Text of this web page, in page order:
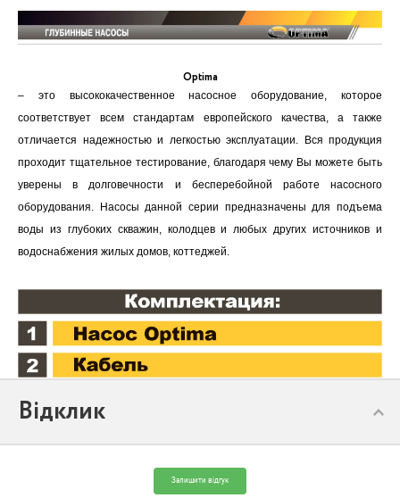
Optima
– это высококачественное насосное оборудование, которое
соответствует всем стандартам европейского качества, а также
отличается надежностью и легкостью эксплуатации. Вся продукция
проходит тщательное тестирование, благодаря чему Вы можете быть
уверены в долговечности и бесперебойной работе насосного
оборудования. Насосы данной серии предназначены для подъема
воды из глубоких скважин, колодцев и любых других источников и
водоснабжения жилых домов, коттеджей.
Відклик
Залишити відгук